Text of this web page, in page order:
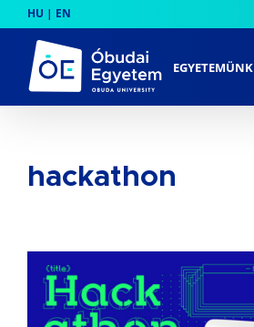
to
content
HU | EN
EGYETEMÜNK
hackathon